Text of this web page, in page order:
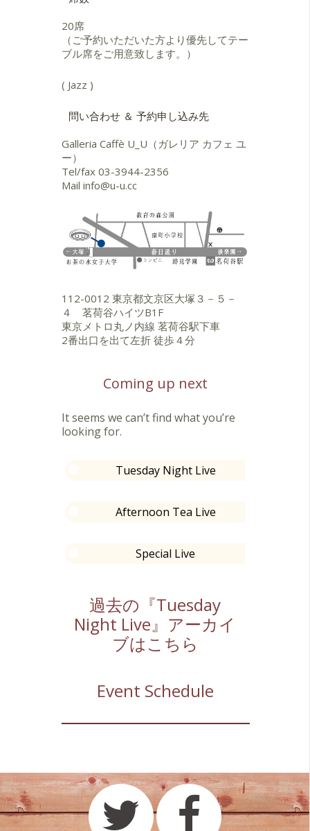
田誠氏によるもの。
の メンバーとして２曲ずつに参加。
「Funky All」KING
小林洋一とグッドフェローズ２曲
に参加。
「風の人」 ビクター 明田川荘
２曲に参加。
「AKETA/二つのオカリーナ祭りか
ら大工哲弘と西都古墳」
「Tasty Fluits」 STAR RECORDS
桜井郁雄（bass）
「NORI NOTE」
「LUSH LIFE」 5曲に参加。
以上 小島のり子（fl）
「why to change me now」JAZZ
テイクテンのメンバーとして３曲
に参加。
「Aquarela」徳間ジャパン
「Passaporte」２曲に参加
以上 小畑和彦（Gt）
「muito BEM」CASNET
「BATIDA NOVA」
20席
（ご予約いただいた方より優先してテー
ブル席をご用意致します。）
( Jazz )
問い合わせ ＆ 予約申し込み先
Galleria Caffè U_U（ガレリア カフェ ユ
ー）
Tel/fax 03-3944-2356
Mail info@u-u.cc
112-0012 東京都文京区大塚３－５－
４ 茗荷谷ハイツB1F
東京メトロ丸ノ内線 茗荷谷駅下車
2番出口を出て左折 徒歩４分
Coming up next
It seems we can’t find what you’re
looking for.
Tuesday Night Live
Afternoon Tea Live
Special Live
過去の『Tuesday
Night Live』アーカイ
ブはこちら
Event Schedule